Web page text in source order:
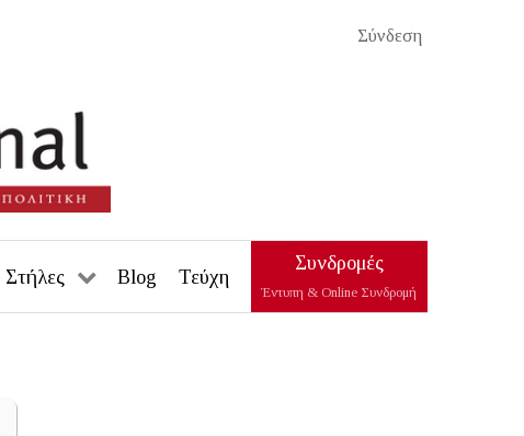
Σύνδεση
Στήλες Blog Τεύχη
Συνδρομές
Έντυπη & Online Συνδρομή